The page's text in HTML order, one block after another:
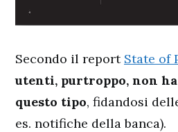
Secondo il report State of
utenti, purtroppo, non
questo tipo, fidandosi
es. notifiche della banca).